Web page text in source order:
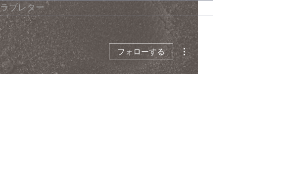
ラブレター
フォローする
その他